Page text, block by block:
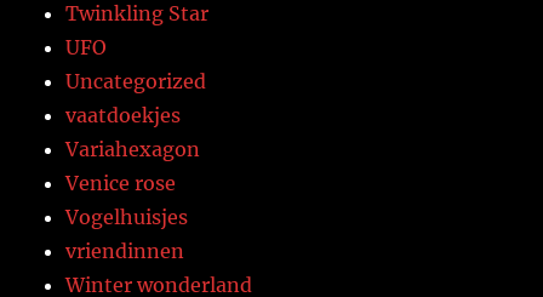
Twinkling Star
UFO
Uncategorized
vaatdoekjes
Variahexagon
Venice rose
Vogelhuisjes
vriendinnen
Winter wonderland